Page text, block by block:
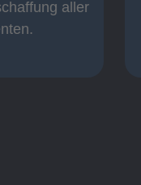
aller